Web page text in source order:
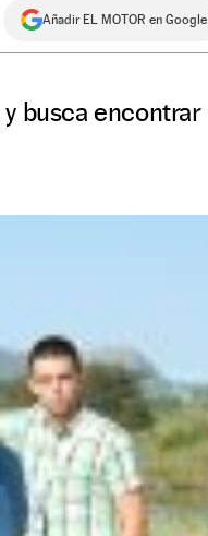
Añadir EL MOTOR en Google
busca encontrar